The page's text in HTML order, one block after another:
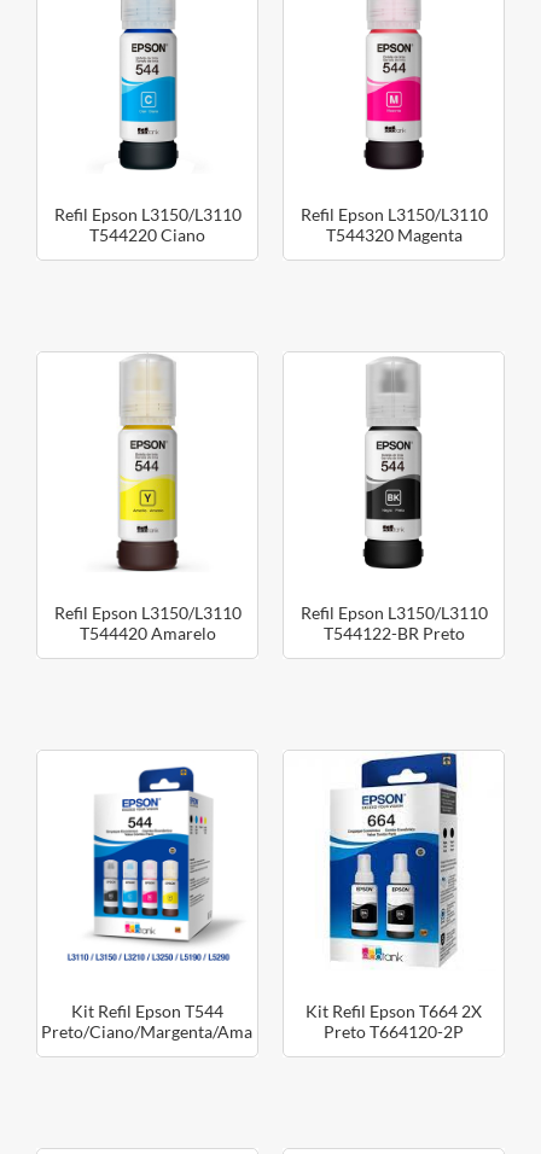
Refil Epson L3150/L3110
T544220 Ciano
Refil Epson L3150/L3110
T544320 Magenta
Refil Epson L3150/L3110
T544420 Amarelo
Refil Epson L3150/L3110
T544122-BR Preto
Kit Refil Epson T544
Preto/Ciano/Margenta/Amarelo
Kit Refil Epson T664 2X
Preto T664120-2P